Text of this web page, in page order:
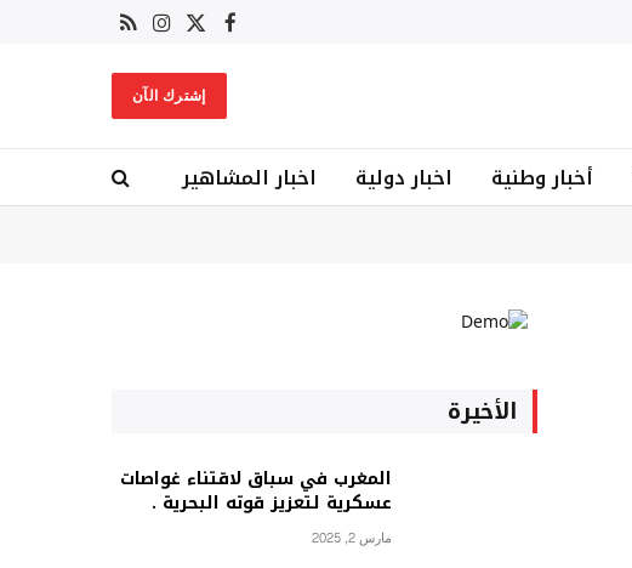
فيسبوك
X
الانستغرام
RSS
إشترك الآن
أخبار وطنية اخبار دولية اخبار المشاهير
الأخيرة
المغرب في سباق لاقتناء غواصات
عسكرية لتعزيز قوته البحرية .
مارس 2, 2025